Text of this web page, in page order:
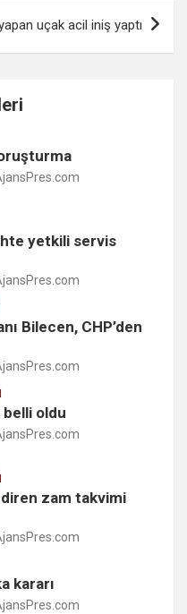
uçak acil iniş yaptı
yetkili servis
Bilecen, CHP’den
belli oldu
zam takvimi
kararı